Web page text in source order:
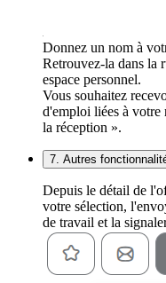
Donnez un nom à
Retrouvez-la dans la
espace personnel.
Vous souhaitez
d'emploi liées à
la réception ».
7. Autres
Depuis le détail de
votre sélection,
de travail et la